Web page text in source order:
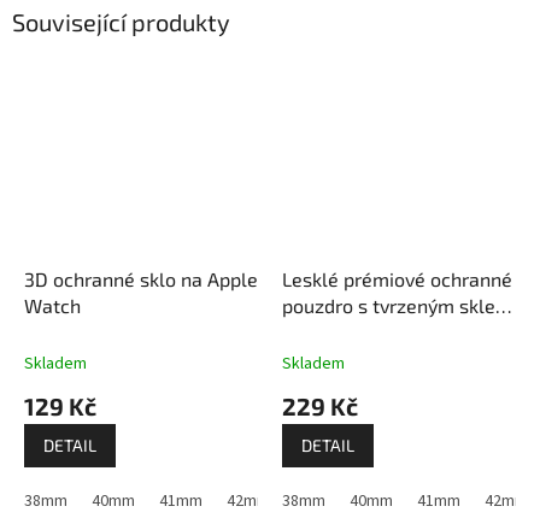
Související produkty
3D ochranné sklo na Apple
Watch
Skladem
129 Kč
DETAIL
38mm 40mm 41mm 42mm (Apple Watch 1,2,3) 42mm (Apple
Lesklé prémiové ochranné
pouzdro s tvrzeným sklem
Skladem
229 Kč
DETAIL
38mm 40mm 41mm 42mm